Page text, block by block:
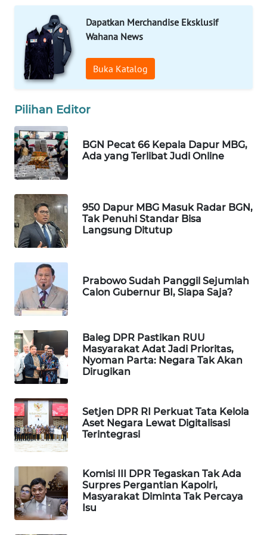
Dapatkan Merchandise Eksklusif
Wahana News
Buka Katalog
Pilihan Editor
BGN Pecat 66 Kepala Dapur MBG,
Ada yang Terlibat Judi Online
950 Dapur MBG Masuk Radar BGN,
Tak Penuhi Standar Bisa
Langsung Ditutup
Prabowo Sudah Panggil Sejumlah
Calon Gubernur BI, Siapa Saja?
Baleg DPR Pastikan RUU
Masyarakat Adat Jadi Prioritas,
Nyoman Parta: Negara Tak Akan
Dirugikan
Setjen DPR RI Perkuat Tata Kelola
Aset Negara Lewat Digitalisasi
Terintegrasi
Komisi III DPR Tegaskan Tak Ada
Surpres Pergantian Kapolri,
Masyarakat Diminta Tak Percaya
Isu
WAHANA
LISTRIK
WAHANA
TRAVEL
WAHANA
WAHANANEWS
ID
WAHANANEWS
CO ID
WAHANANEWS
NET
WAHANA
SPORT
UMKM
WAHANA
SELEB
WAHANA
PERSONA
OTOMOTIF
WAHANA
HEALTH